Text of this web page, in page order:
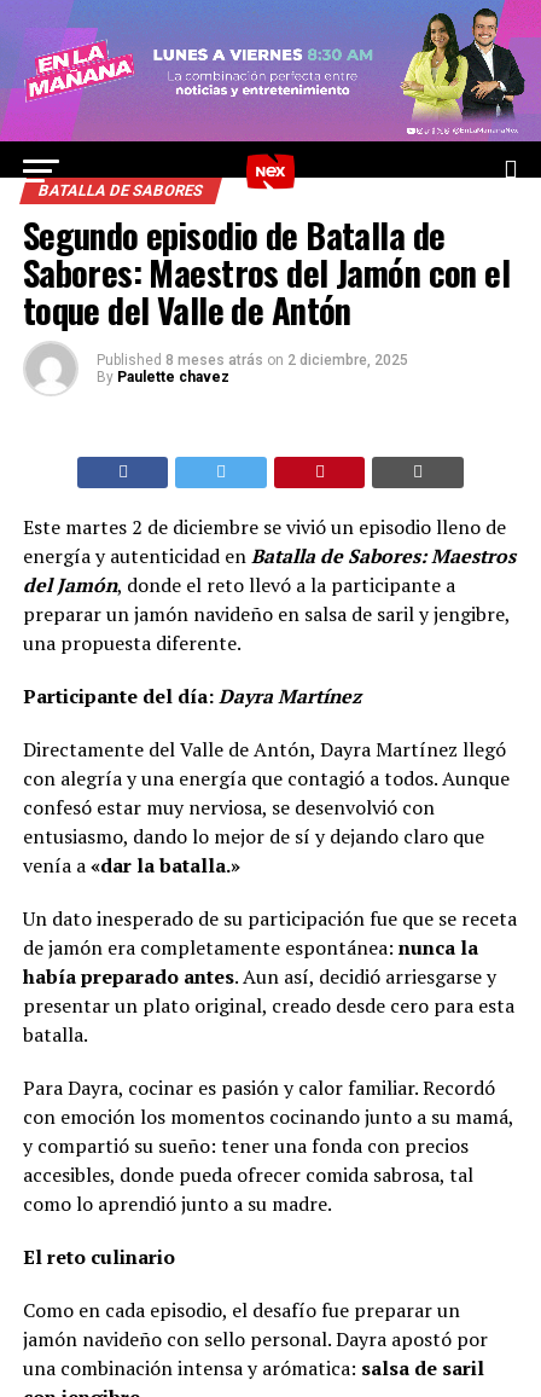
BATALLA DE SABORES
Segundo episodio de Batalla de
Sabores: Maestros del Jamón con el
toque del Valle de Antón
Published 8 meses atrás on 2 diciembre, 2025
By Paulette chavez
Este martes 2 de diciembre se vivió un episodio lleno de
energía y autenticidad enBatalla de Sabores: Maestros
del Jamón, donde el reto llevó a la participante a
preparar un jamón navideño en salsa de saril y jengibre,
una propuesta diferente.
Participante del día:Dayra Martínez
Directamente del Valle de Antón, Dayra Martínez llegó
con alegría y una energía que contagió a todos. Aunque
confesó estar muy nerviosa, se desenvolvió con
entusiasmo, dando lo mejor de sí y dejando claro que
venía a«dar la batalla.»
Un dato inesperado de su participación fue que se receta
de jamón era completamente espontánea: nunca la
había preparado antes. Aun así, decidió arriesgarse y
presentar un plato original, creado desde cero para esta
batalla.
Para Dayra, cocinar es pasión y calor familiar. Recordó
con emoción los momentos cocinando junto a su mamá,
y compartió su sueño: tener una fonda con precios
accesibles, donde pueda ofrecer comida sabrosa, tal
como lo aprendió junto a su madre.
El reto culinario
Como en cada episodio, el desafío fue preparar un
jamón navideño con sello personal. Dayra apostó por
una combinación intensa y arómatica: salsa de saril